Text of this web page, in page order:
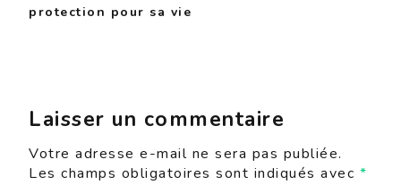
protection pour sa vie
Laisser un commentaire
Votre adresse e-mail ne sera pas publiée.
Les champs obligatoires sont indiqués avec *